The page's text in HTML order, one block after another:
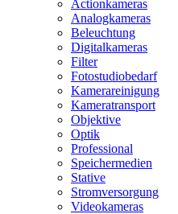
Actionkameras
Analogkameras
Beleuchtung
Digitalkameras
Filter
Fotostudiobedarf
Kamerareinigung
Kameratransport
Objektive
Optik
Professional
Speichermedien
Stative
Stromversorgung
Videokameras